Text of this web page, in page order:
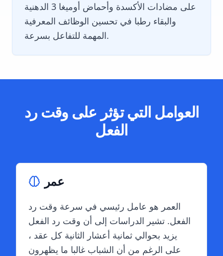
على مضادات الأكسدة وأحماض أوميغا 3 الدهنية
والبقاء رطبا في تحسين الوظائف المعرفية
المهمة للتفاعل بسرعة.
العوامل التي تؤثر على وقت رد
الفعل
عمر
العمر هو عامل رئيسي في سرعة وقت رد
الفعل. تشير الدراسات إلى أن وقت رد الفعل
يزيد بحوالي ثمانية أعشار الثانية كل عقد ،
على الرغم من أن الشباب غالبا ما يظهرون